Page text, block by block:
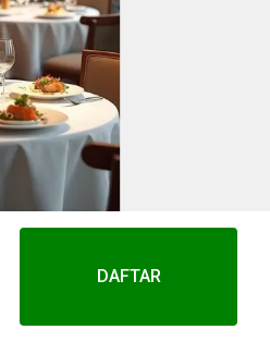
DAFTAR